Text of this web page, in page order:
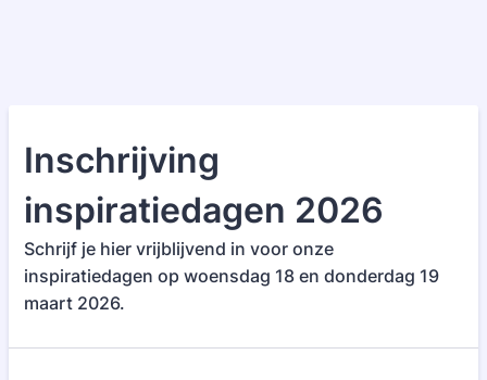
Inschrijving
inspiratiedagen 2026
Schrijf je hier vrijblijvend in voor onze
inspiratiedagen op woensdag 18 en donderdag 19
maart 2026.